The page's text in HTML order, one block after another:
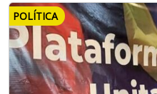
POLÍTICA